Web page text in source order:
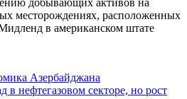
месторождениях, расположенных
в американском штате